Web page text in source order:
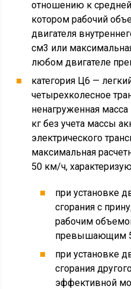
отношению к
котором рабочий
двигателя
см3 или
любом двигателе
категория Ц6 —
четырехколесное
ненагруженная
кг без учета массы
электрического
максимальная
50 км/ч,
при установке
сгорания с
рабочим
превышающим
при установке
сгорания
эффективной